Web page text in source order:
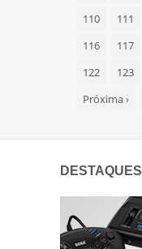
110
111
116
117
122
123
Próxima›
DESTAQUES